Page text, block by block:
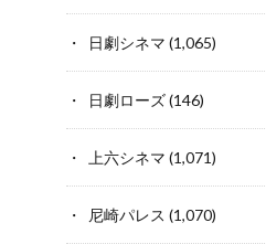
日劇シネマ (1,065)
日劇ローズ(146)
上六シネマ (1,071)
尼崎パレス (1,070)